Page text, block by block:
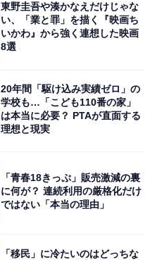
東野圭吾や湊かなえだけじゃな
い、「業と罪」を描く『映画ち
いかわ』から強く連想した映画
8選
20年間「駆け込み実績ゼロ」の
学校も…「こども110番の家」
は本当に必要？ PTAが直面する
理想と現実
「青春18きっぷ」販売激減の裏
に何が？ 連続利用の厳格化だけ
ではない「本当の理由」
「移民」に冷たいのはどっちな